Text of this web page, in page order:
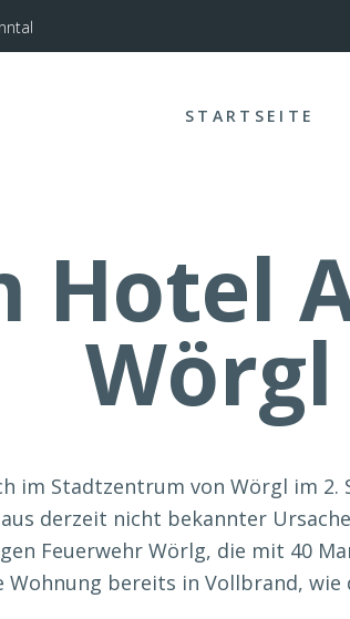
STARTSEITE
Hotel
Wörgl
im Stadtzentrum von Wörgl im 2.
derzeit nicht bekannter
Feuerwehr Wörlg, die mit 40
bereits in Vollbrand, wie